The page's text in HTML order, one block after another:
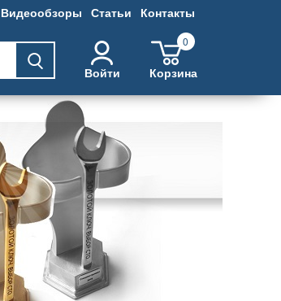
Видеообзоры Статьи Контакты
Войти
0
Корзина